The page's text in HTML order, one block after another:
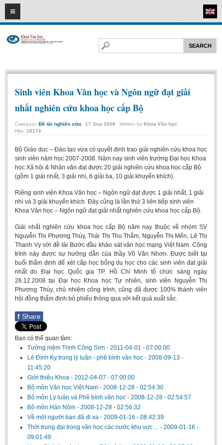
08 2026
HOME
Faculty of Literature
Department of Foreign Literatures and Comparative Literature
Department of Sinology-Nom Studies
Department of Arts Studies
Center of Sinology and Nom Studies
Images - Events
ACADEMIC
Undergraduate: Regular Degree
Undergraduate: Honor Degree
Postgraduate
LITERARY WRITINGS & TRANSLATING
RESEARCH
Sinology & Nom
Linguistics
Vietnamese Folk Culture
Literary Theory & Criticism
Vietnamese Literature
Foreign Literatures & Comparative Literature
Theater and Film
Culture - History - Philosophy
Education
Sinh viên Khoa Văn học và Ngôn ngữ đạt giải
nhất nghiên cứu khoa học cấp Bộ
Category: Đề tài nghiên cứu 17 Sep 2008 Written by Khoa Văn học
Hits: 18174
Bộ Giáo dục – Đào tạo vừa có quyết định trao giải nghiên cứu khoa học
sinh viên năm học 2007-2008. Năm nay sinh viên trường Đại học Khoa
học Xã hội & Nhân văn đạt được 20 giải nghiên cứu khoa học cấp Bộ
(gồm 1 giải nhất, 3 giải nhì, 6 giải ba, 10 giải khuyến khích).
Riêng sinh viên Khoa Văn học – Ngôn ngữ đạt được 1 giải nhất, 1 giải
nhì và 3 giải khuyến khích. Đây cũng là lần thứ 3 liên tiếp sinh viên
Khoa Văn học – Ngôn ngữ đạt giải nhất nghiên cứu khoa học cấp Bộ.
Giải nhất nghiên cứu khoa học cấp Bộ năm nay thuộc về nhóm SV
Nguyễn Thị Phương Thúy, Thái Thị Thu Thắm, Nguyễn Thị Mến, Lê Thị
Thanh Vy với đề tài Bước đầu khảo sát văn học mạng Việt Nam. Công
trình này được sự hướng dẫn của thầy Võ Văn Nhơn. Được biết tại
buổi thẩm định để xét cấp học bổng du học cho các sinh viên đạt giải
nhất do Đại học Quốc gia TP. Hồ Chí Minh tổ chức sáng ngày
26.12.2008 tại Đại học Khoa học Tự nhiên, sinh viên Nguyễn Thị
Phương Thúy, chủ nhiệm công trình, cũng đã được 100% thành viên
hội đồng thẩm định bỏ phiếu thông qua với kết quả xuất sắc.
f Share
Bạn có thể quan tâm:
Tưởng niệm Trịnh Công Sơn - 2011-04-01 - 07:00:00
Lê Đình Kỵ trong lý luận - phê bình văn học - 2008-09-13 -
11:45:20
Giới thiệu Khoa - 2012-04-07 - 07:00:00
Bộ môn Văn học Việt Nam - 2008-12-28 - 02:54:30
Bộ môn Lý luận và Phê bình văn học - 2008-12-28 - 02:54:57
Bộ môn Hán Nôm - 2008-12-28 - 02:56:32
Về một người bạn đã đi xa - 2009-01-16 - 08:42:39
Thời trung đại trong văn học các nước khu vực ... - 2009-01-16 -
09:01:49